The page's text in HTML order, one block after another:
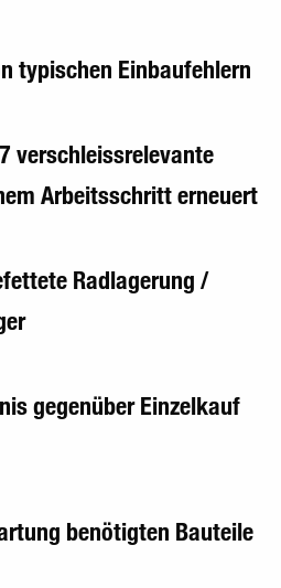
typischen Einbaufehlern
verschleissrelevante
Arbeitsschritt erneuert
Radlagerung /
gegenüber Einzelkauf
benötigten Bauteile